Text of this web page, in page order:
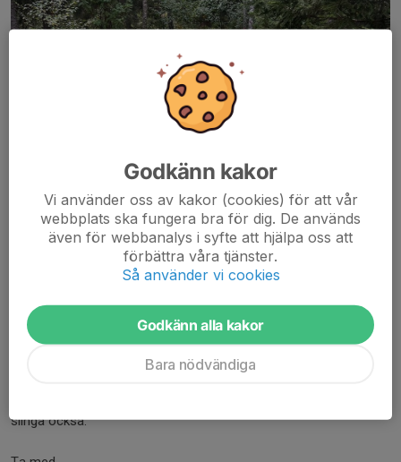
Ni kommer väl och provar våra uppfräschade mtb spår. Vi har
slinga också.
Godkänn kakor
Vi använder oss av kakor (cookies) för att vår
webbplats ska fungera bra för dig. De används
även för webbanalys i syfte att hjälpa oss att
förbättra våra tjänster.
Så använder vi cookies
Godkänn alla kakor
Bara nödvändiga